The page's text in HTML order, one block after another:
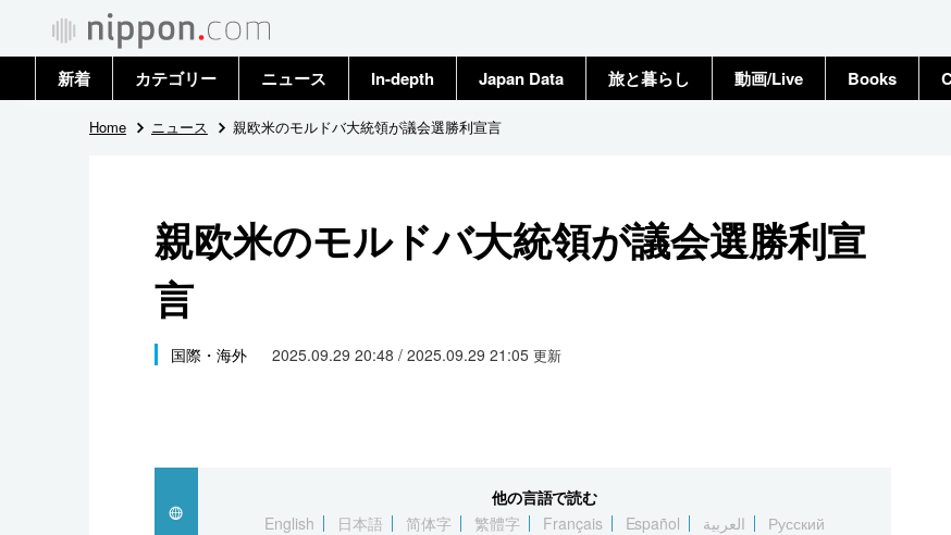
新着 カテゴリー
政治・外交
国際
社会
文化
スポーツ・東京2020
ニュース
トップ
In-depth Japan Data 旅と暮らし 動画/Live Books
Home ニュース 親欧米のモルドバ大統領が議会選勝利宣言
親欧米のモルドバ大統領が議会選勝利宣
言
国際・海外 2025.09.29 20:48 / 2025.09.29 21:05 更新
他の言語で読む
English
日本語 简体字 繁體字 Français Español العربية Русский